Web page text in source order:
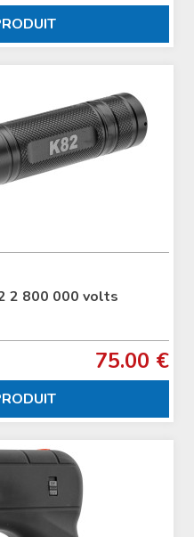
2 800 000 volts
75.00 €